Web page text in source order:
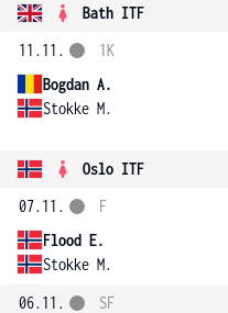
Bath ITF
11.11.
Bogdan A.
Stokke M.
1K
Oslo ITF
07.11.
Flood E.
Stokke M.
F
06.11.
SF